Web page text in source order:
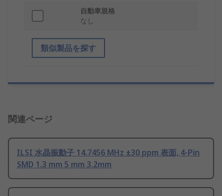
自動車規格
なし
類似製品を探す
関連ページ
ILSI 水晶振動子 14.7456 MHz ±30 ppm 表面, 4-Pin
SMD 1.3 mm 5 mm 3.2mm